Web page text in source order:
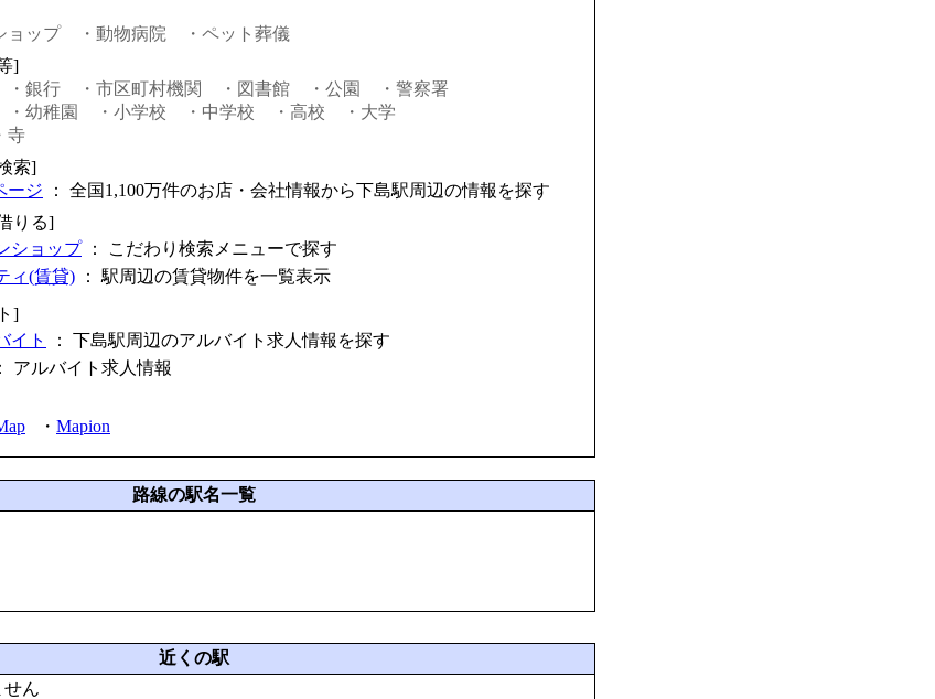
ョップ
・動物病院
・ペット葬儀
]
・銀行 ・市区町村機関 ・図書館 ・公園
・警察署
・幼稚園 ・小学校 ・中学校 ・高校
・大学
寺
索]
ージ ： 全国1,100万件のお店・会社情報から下島駅周辺の情報を探す
りる]
ショップ： こだわり検索メニューで探す
ィ(賃貸) ： 駅周辺の賃貸物件を一覧表示
]
イト
： 下島駅周辺のアルバイト求人情報を探す
アルバイト求人情報
・ Mapion
路線の駅名一覧
近くの駅
せん